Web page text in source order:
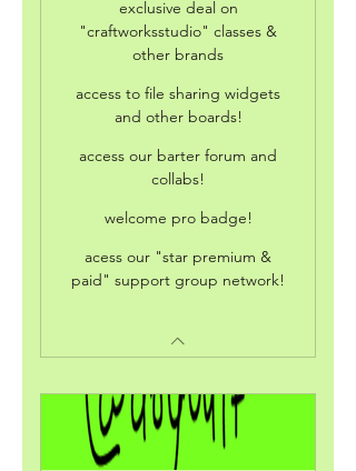
exclusive deal on
"craftworksstudio" classes &
other brands
access to file sharing widgets
and other boards!
access our barter forum and
collabs!
welcome pro badge!
acess our "star premium &
paid" support group network!